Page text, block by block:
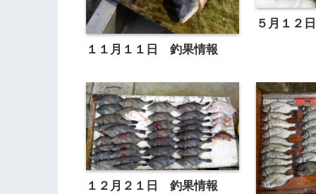
１１月１１日 釣果情報
５月１２
１２月２１日 釣果情報